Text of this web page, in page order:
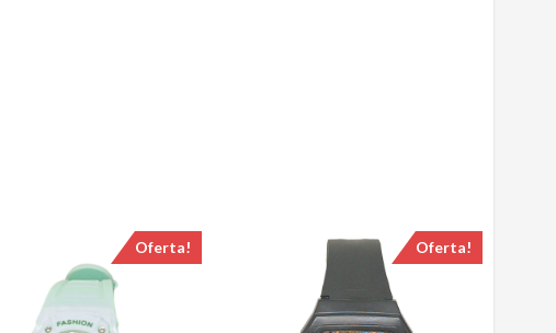
Oferta! Oferta!